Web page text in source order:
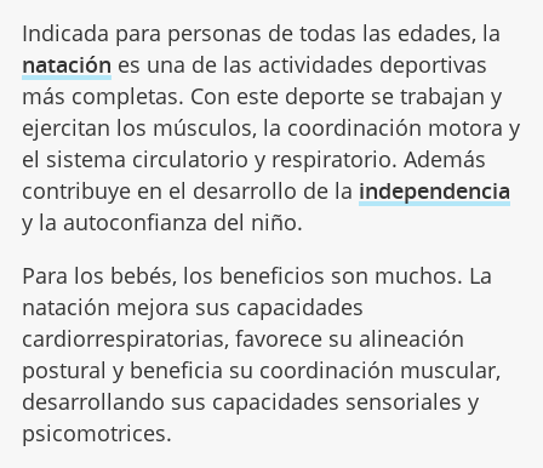
Indicada para personas de todas las edades, la
natación es una de las actividades deportivas
más completas. Con este deporte se trabajan y
ejercitan los músculos, la coordinación motora y
el sistema circulatorio y respiratorio. Además
contribuye en el desarrollo de la independencia
y la autoconfianza del niño.
Para los bebés, los beneficios son muchos. La
natación mejora sus capacidades
cardiorrespiratorias, favorece su alineación
postural y beneficia su coordinación muscular,
desarrollando sus capacidades sensoriales y
psicomotrices.